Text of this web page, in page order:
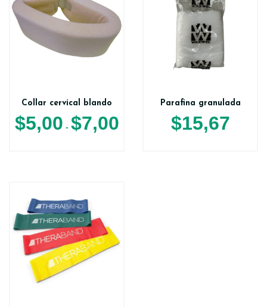
Collar cervical blando
$5,00 - $7,00
Parafina granulada
$15,67